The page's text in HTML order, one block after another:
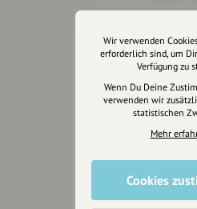
Wir
Fotografie &
Anakin
Wir verwenden
erforderlich sind, um
Verfügung zu
Wenn Du Deine
verwenden wir
statistischen
Mehr
Cookies